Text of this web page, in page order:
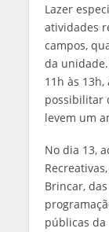
Lazer
atividades
campos,
da
11h às 13h,
possibilitar
levem um
No dia 13,
Brincar,
públicas da